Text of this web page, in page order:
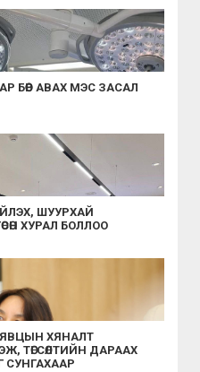
БӨӨР АВАХ МЭС ЗАСАЛ
ШУУРХАЙ
ХУРАЛ БОЛЛОО
ХЯНАЛТ
ТӨГСӨЛТИЙН ДАРААХ
СУНГАХААР